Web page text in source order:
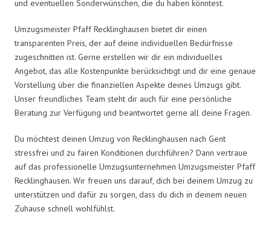
und eventuellen Sonderwünschen, die du haben könntest.
Umzugsmeister Pfaff Recklinghausen bietet dir einen
transparenten Preis, der auf deine individuellen Bedürfnisse
zugeschnitten ist. Gerne erstellen wir dir ein individuelles
Angebot, das alle Kostenpunkte berücksichtigt und dir eine genaue
Vorstellung über die finanziellen Aspekte deines Umzugs gibt.
Unser freundliches Team steht dir auch für eine persönliche
Beratung zur Verfügung und beantwortet gerne all deine Fragen.
Du möchtest deinen Umzug von Recklinghausen nach Gent
stressfrei und zu fairen Konditionen durchführen? Dann vertraue
auf das professionelle Umzugsunternehmen Umzugsmeister Pfaff
Recklinghausen. Wir freuen uns darauf, dich bei deinem Umzug zu
unterstützen und dafür zu sorgen, dass du dich in deinem neuen
Zuhause schnell wohlfühlst.